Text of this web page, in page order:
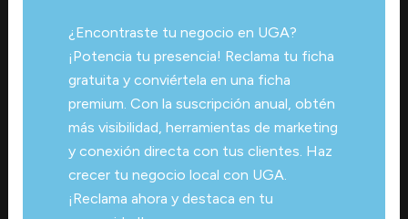
¿Encontraste tu negocio en UGA?
¡Potencia tu presencia! Reclama tu ficha
gratuita y conviértela en una ficha
premium. Con la suscripción anual, obtén
más visibilidad, herramientas de marketing
y conexión directa con tus clientes. Haz
crecer tu negocio local con UGA.
¡Reclama ahora y destaca en tu